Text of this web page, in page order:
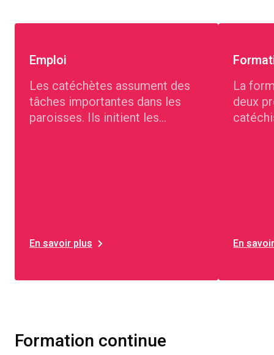
Emploi
Les catéchètes assument des
tâches importantes dans les
paroisses. Ils initient les
En savoir plus
La
deux
En
Formation continue